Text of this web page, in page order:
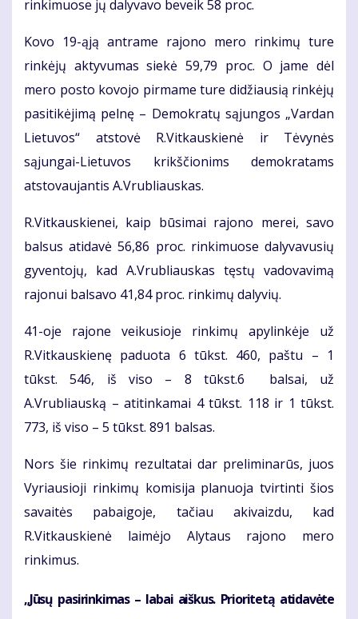
rinkimuose jų dalyvavo beveik 58 proc.
Kovo 19-ąją antrame rajono mero rinkimų ture
rinkėjų aktyvumas siekė 59,79 proc. O jame dėl
mero posto kovojo pirmame ture didžiausią rinkėjų
pasitikėjimą pelnę – Demokratų sąjungos „Vardan
Lietuvos“ atstovė R.Vitkauskienė ir Tėvynės
sąjungai-Lietuvos krikščionims demokratams
atstovaujantis A.Vrubliauskas.
R.Vitkauskienei, kaip būsimai rajono merei, savo
balsus atidavė 56,86 proc. rinkimuose dalyvavusių
gyventojų, kad A.Vrubliauskas tęstų vadovavimą
rajonui balsavo 41,84 proc. rinkimų dalyvių.
41-oje rajone veikusioje rinkimų apylinkėje už
R.Vitkauskienę paduota 6 tūkst. 460, paštu – 1
tūkst. 546, iš viso – 8 tūkst.6 balsai, už
A.Vrubliauską – atitinkamai 4 tūkst. 118 ir 1 tūkst.
773, iš viso – 5 tūkst. 891 balsas.
Nors šie rinkimų rezultatai dar preliminarūs, juos
Vyriausioji rinkimų komisija planuoja tvirtinti šios
savaitės pabaigoje, tačiau akivaizdu, kad
R.Vitkauskienė laimėjo Alytaus rajono mero
rinkimus.
„Jūsų pasirinkimas – labai aiškus. Prioritetą atidavėte